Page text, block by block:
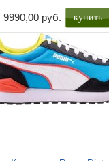
9990,00 руб. купить